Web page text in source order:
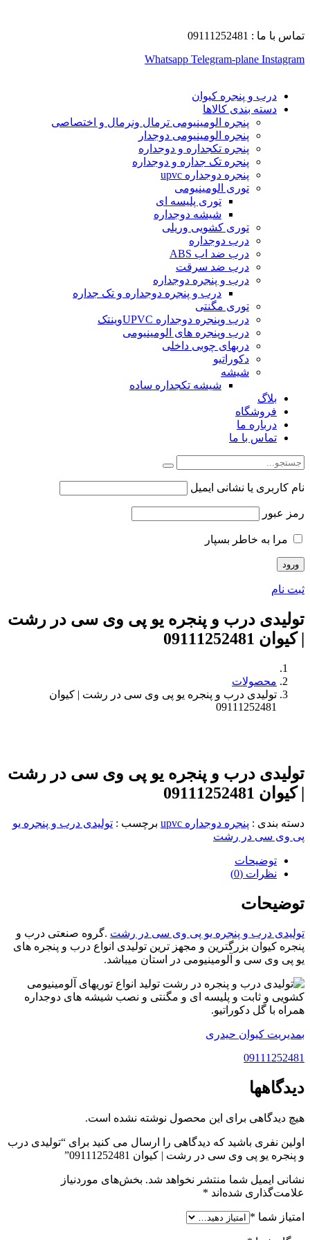
تماس با ما : 09111252481
Whatsapp Telegram-plane Instagram
درب و پنجره کیوان
دسته بندی کالاها
پنجره الومینیومی ترمال ونرمال و اختصاصی
پنجره الومینیومی دوجدار
پنجره تکجداره و دوجداره
پنجره تک جداره و دوجداره
پنجره دوجداره upvc
توری الومینیومی
توری پلیسه ای
شیشه دوجداره
توری کشویی وریلی
درب دوجداره
درب ضد اب ABS
درب ضد سرقت
درب و پنجره دوجداره
درب و پنجره دوجداره و تک جداره
توری مگنتی
درب وپنجره دوجداره UPVCوینتک
درب وپنجره های الومینیومی
دربهای چوبی داخلی
دکوراتیو
شیشه
شیشه تکجداره ساده
بلاگ
فروشگاه
درباره ما
تماس با ما
نام کاربری یا نشانی ایمیل
رمز عبور
مرا به خاطر بسپار
ثبت نام
تولیدی درب و پنجره یو پی وی سی در رشت
| کیوان 09111252481
محصولات
تولیدی درب و پنجره یو پی وی سی در رشت | کیوان
09111252481
تولیدی درب و پنجره یو پی وی سی در رشت
| کیوان 09111252481
دسته بندی : پنجره دوجداره upvc برچسب : تولیدی درب و پنجره یو
پی وی سی در رشت
توضیحات
نظرات (0)
توضیحات
تولیدی درب و پنجره یو پی وی سی در رشت .گروه صنعتی درب و
پنجره کیوان بزرگترین و مجهز ترین تولیدی انواع درب و پنجره های
یو پی وی سی و آلومینیومی در استان میباشد.
تولید انواع توریهای آلومینیومی
کشویی و ثابت و پلیسه ای و مگنتی و نصب شیشه های دوجداره
همراه با گل دکوراتیو.
بمدیریت کیوان حیدری
09111252481
دیدگاهها
هیچ دیدگاهی برای این محصول نوشته نشده است.
اولین نفری باشید که دیدگاهی را ارسال می کنید برای “تولیدی درب
و پنجره یو پی وی سی در رشت | کیوان 09111252481”
نشانی ایمیل شما منتشر نخواهد شد. بخش‌های موردنیاز
علامت‌گذاری شده‌اند *
امتیاز شما *